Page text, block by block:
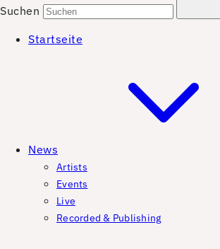
Suchen
Startseite
News
Artists
Events
Live
Recorded & Publishing